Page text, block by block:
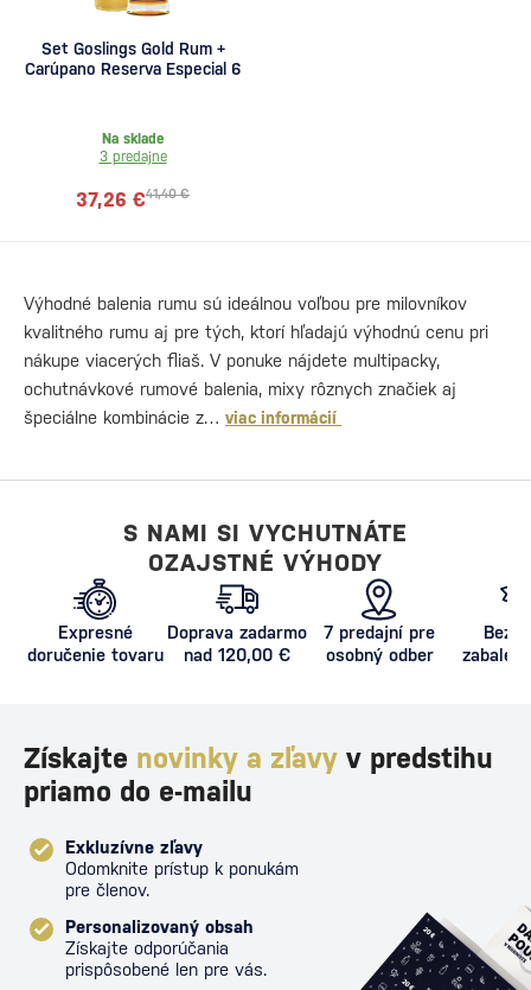
Set Goslings Gold Rum +
Carúpano Reserva Especial 6
Na sklade
3 predajne
41,40 €
37,26 €
Výhodné balenia rumu sú ideálnou voľbou pre milovníkov
kvalitného rumu aj pre tých, ktorí hľadajú výhodnú cenu pri
nákupe viacerých fliaš. V ponuke nájdete multipacky,
ochutnávkové rumové balenia, mixy rôznych značiek aj
špeciálne kombinácie z… viac informácií
S NAMI SI VYCHUTNÁTE
OZAJSTNÉ VÝHODY
Expresné
doručenie tovaru
Doprava zadarmo
nad 120,00 €
7 predajní pre
osobný odber
Získajte novinky a zľavy v predstihu
priamo do e-mailu
Exkluzívne zľavy
Odomknite prístup k ponukám
pre členov.
Personalizovaný obsah
Získajte odporúčania
prispôsobené len pre vás.